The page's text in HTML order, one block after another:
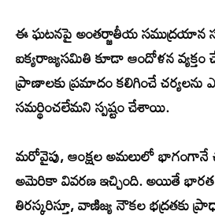
ఈ ఘటనపై అంతర్జాతీయ సముద్రయాన
ఐక్యరాజ్యసమితి కూడా ఆందోళన
ప్రాణాలకు ప్రమాదం కలిగించే చర్యలను
సమర్థించలేమని స్పష్టం చేశాయి.
మరోవైపు, ఆంక్షల అమలులో భాగంగానే
అమెరికా వివరణ ఇచ్చింది. అయితే భారత
తిరస్కరిస్తూ, వాణిజ్య నౌకల భద్రతకు